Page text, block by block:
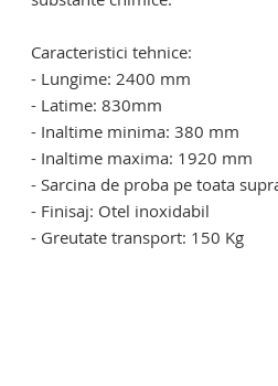
Caracteristici tehnice:
- Lungime: 2400 mm
- Latime: 830mm
- Inaltime minima: 380 mm
- Inaltime maxima: 1920 mm
- Sarcina de proba pe toata
- Finisaj: Otel inoxidabil
- Greutate transport: 150 Kg